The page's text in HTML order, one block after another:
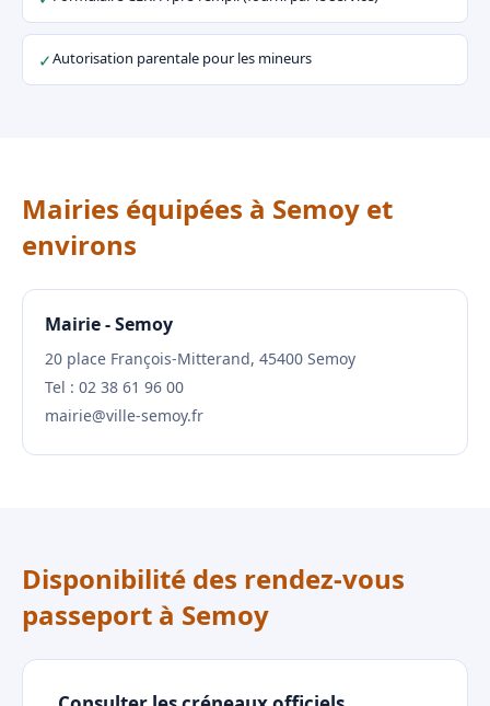
✓Autorisation parentale pour les mineurs
Mairies équipées à Semoy et
environs
Mairie - Semoy
20 place François-Mitterand, 45400 Semoy
Tel : 02 38 61 96 00
mairie@ville-semoy.fr
Disponibilité des rendez-vous
passeport à Semoy